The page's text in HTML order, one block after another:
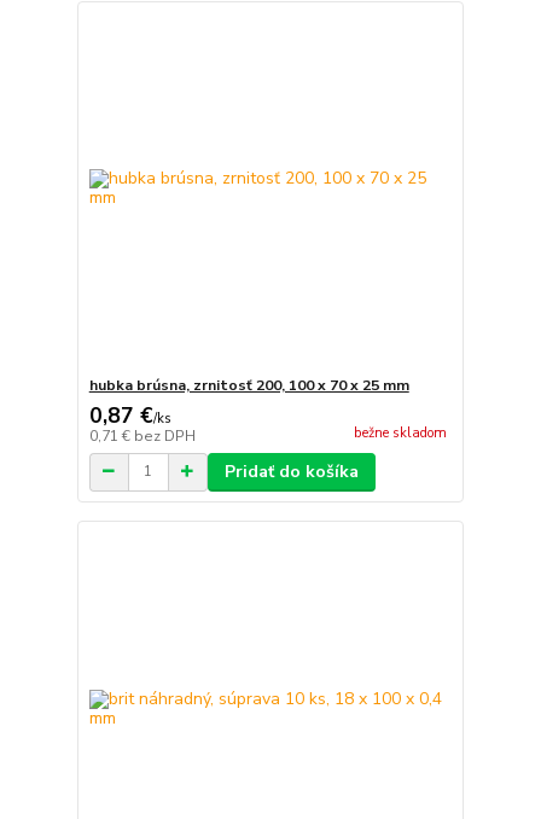
hubka brúsna, zrnitosť 200, 100 x 70 x 25 mm
0,87 €/ks
0,71 € bez DPH bežne skladom
Pridať do košíka